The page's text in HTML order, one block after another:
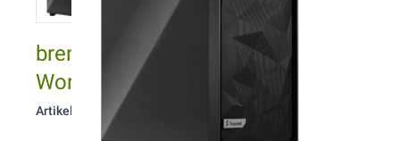
brentford W134 Xeon GPU
Workstation
Artikelnummer: 134